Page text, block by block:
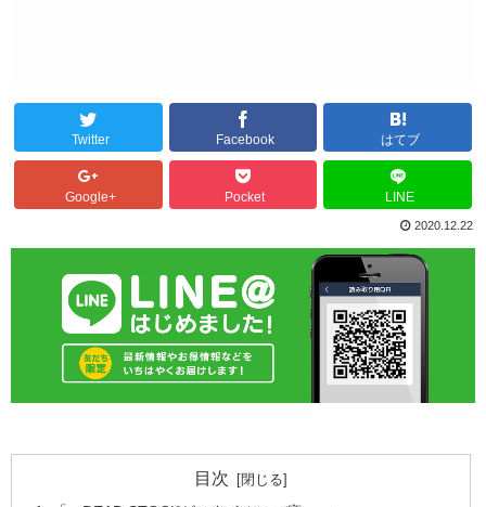
Twitter Facebook はてブ
Google+ Pocket LINE
2020.12.22
目次